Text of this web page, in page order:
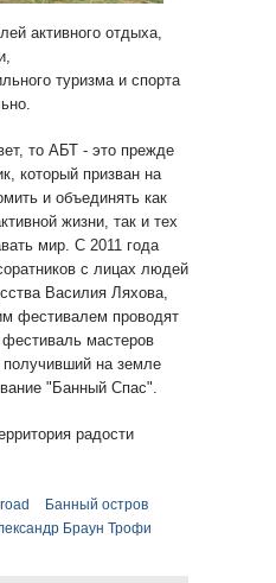
активного отдыха,
туризма и спорта
то АБТ - это прежде
который призван на
и объединять как
жизни, так и тех
мир. С 2011 года
с лицах людей
Василия Ляхова,
фестивалем проводят
мастеров
на земле
"Банный Спас".
радости
Банный остров
Браун Трофи